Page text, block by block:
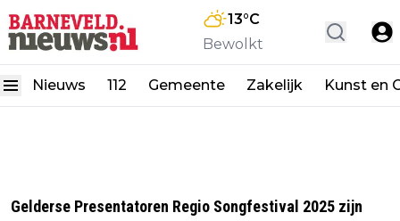
13°C
Bewolkt
Nieuws 112 Gemeente Zakelijk Kunst en
Gelderse Presentatoren Regio Songfestival 2025 zijn